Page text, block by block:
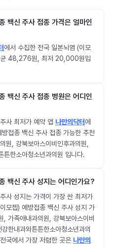
백신 주사 접종 가격은 얼마인
에서 수집한 전국 일본뇌염 (이모
균 48,276원, 최저 20,000원입
백신 주사 접종 병원은 어디인
사 최저가 예약 앱 나만의닥터에
접종 백신 주사 접종 가능한 추천
원, 강북보아스이비인후과의원,
튼한소아청소년과의원 입니다.
백신 주사 성지는 어디인가요?
사 성지는 가격이 가장 싼 최저가
모젭) 예방접종 백신 주사 성지 가
가족애내과의원, 강북보아스이비
한내과와튼튼한소아청소년과의
국에서 가장 저렴한 곳은 나만의